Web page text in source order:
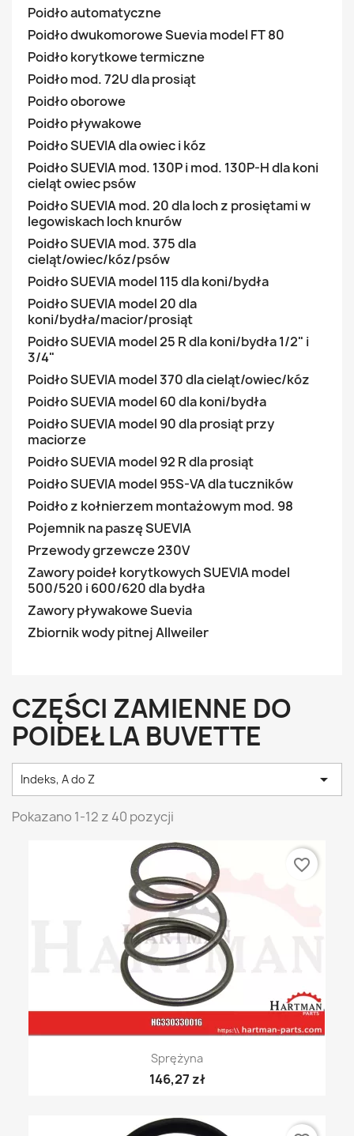
Poidło automatyczne
Poidło dwukomorowe Suevia model FT 80
Poidło korytkowe termiczne
Poidło mod. 72U dla prosiąt
Poidło oborowe
Poidło pływakowe
Poidło SUEVIA dla owiec i kóz
Poidło SUEVIA mod. 130P i mod. 130P-H dla koni
cieląt owiec psów
Poidło SUEVIA mod. 20 dla loch z prosiętami w
legowiskach loch knurów
Poidło SUEVIA mod. 375 dla
cieląt/owiec/kóz/psów
Poidło SUEVIA model 115 dla koni/bydła
Poidło SUEVIA model 20 dla
koni/bydła/macior/prosiąt
Poidło SUEVIA model 25 R dla koni/bydła 1/2" i
3/4"
Poidło SUEVIA model 370 dla cieląt/owiec/kóz
Poidło SUEVIA model 60 dla koni/bydła
Poidło SUEVIA model 90 dla prosiąt przy
maciorze
Poidło SUEVIA model 92 R dla prosiąt
Poidło SUEVIA model 95S-VA dla tuczników
Poidło z kołnierzem montażowym mod. 98
Pojemnik na paszę SUEVIA
Przewody grzewcze 230V
Zawory poideł korytkowych SUEVIA model
500/520 i 600/620 dla bydła
Zawory pływakowe Suevia
Zbiornik wody pitnej Allweiler
CZĘŚCI ZAMIENNE DO
POIDEŁ LA BUVETTE
Indeks, A do Z 
Pokazano 1-12 z 40 pozycji
Sprężyna
146,27 zł
favorite_border